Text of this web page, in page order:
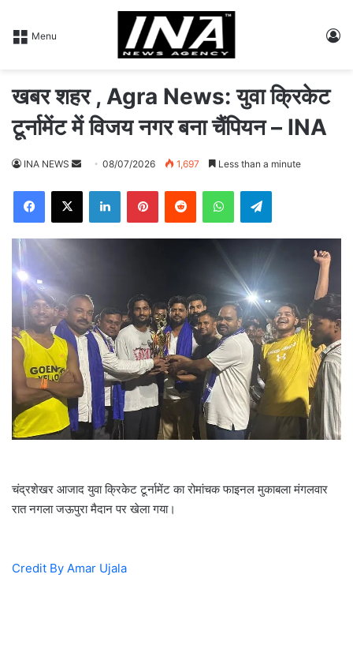
Menu
खबर शहर , Agra News: युवा क्रिकेट
टूर्नामेंट में विजय नगर बना चैंपियन – INA
INA NEWS
d
a
m
a
i
l
08/07/2026 1,697 Less than a minute
चंद्रशेखर आजाद युवा क्रिकेट टूर्नामेंट का रोमांचक फाइनल मुकाबला मंगलवार
रात नगला जऊपुरा मैदान पर खेला गया।
Credit By Amar Ujala